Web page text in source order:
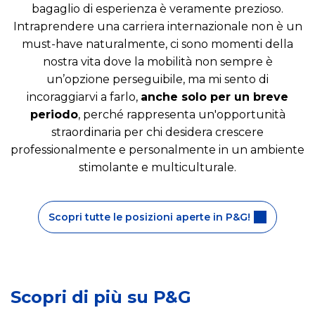
bagaglio di esperienza è veramente prezioso.
Intraprendere una carriera internazionale non è un
must-have naturalmente, ci sono momenti della
nostra vita dove la mobilità non sempre è
un’opzione perseguibile, ma mi sento di
incoraggiarvi a farlo, anche solo per un breve
periodo, perché rappresenta un'opportunità
straordinaria per chi desidera crescere
professionalmente e personalmente in un ambiente
stimolante e multiculturale.
Scopri tutte le posizioni aperte in P&G!
Scopri di più su P&G
v
o
C
n